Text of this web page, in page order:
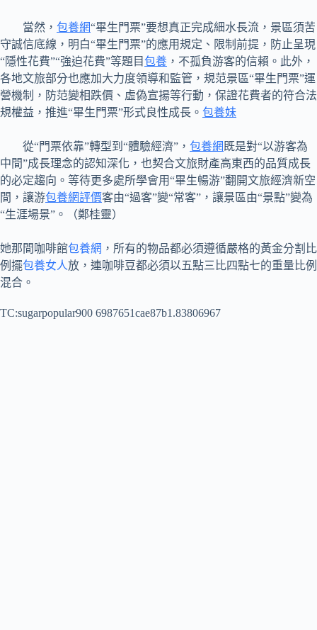
當然， 包養網“畢生門票”要想真正完成細水長流，景區須苦
守誠信底線，明白“畢生門票”的應用規定、限制前提，防止呈現
“隱性花費”“強迫花費”等題目包養 ，不孤負游客的信賴。此外，
各地文旅部分也應加大力度領導和監管，規范景區“畢生門票”運
營機制，防范變相跌價、虛偽宣揚等行動，保證花費者的符合法
規權益，推進“畢生門票”形式良性成長。 包養妹
從“門票依靠”轉型到“體驗經濟”， 包養網 既是對“以游客為
中間”成長理念的認知深化，也契合文旅財產高東西的品質成長
的必定趨向。等待更多處所學會用“畢生暢游”翻開文旅經濟新空
間，讓游包養網評價客由“過客”變“常客”，讓景區由“景點”變為
“生涯場景”。（鄭桂靈）
她那間咖啡館包養網 ，所有的物品都必須遵循嚴格的黃金分割比
例擺包養女人放，連咖啡豆都必須以五點三比四點七的重量比例
混合。
TC:sugarpopular900 6987651cae87b1.83806967